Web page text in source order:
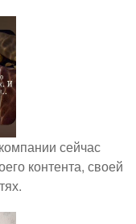
сейчас
контента, своей